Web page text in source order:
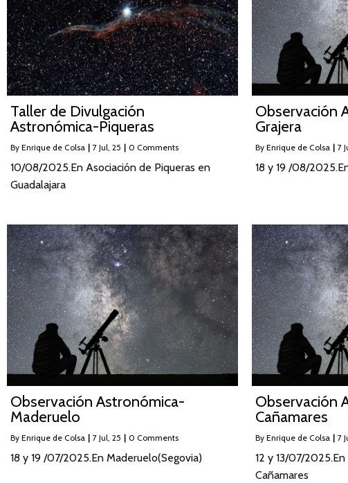
Taller de Divulgación
Astronómica-Piqueras
By Enrique de Colsa | 7 Jul, 25 | 0 Comments
10/08/2025.En Asociación de Piqueras en
Guadalajara
Observación
Grajera
By Enrique de Colsa | 7
18 y 19 /08/
Observación Astronómica-
Maderuelo
By Enrique de Colsa | 7 Jul, 25 | 0 Comments
18 y 19 /07/2025.En Maderuelo(Segovia)
Observación
Cañamares
By Enrique de Colsa | 7
12 y 13/07/
Cañamares